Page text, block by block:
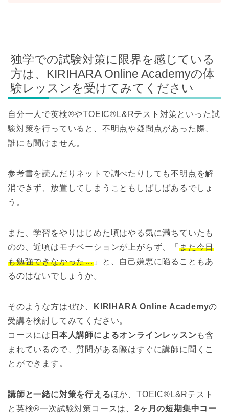
独学での試験対策に限界を感じている
方は、KIRIHARA Online Academyの体
験レッスンを受けてみてください
自分一人で英検®やTOEIC®L&Rテスト対策といった試
験対策を行っていると、不明点や疑問点があった際、
誰にも聞けません。
参考書を読んだりネットで調べたりしても不明点を解
消できず、放置してしまうこともしばしばあるでしょ
う。
また、学習をやりはじめた頃はやる気に満ちていたも
のの、近頃はモチベーションが上がらず、「 また今日
も勉強できなかった… 」と、自己嫌悪に陥ることもあ
るのはないでしょうか。
そのような方はぜひ、 KIRIHARA Online Academyの
受講を検討してみてください。
コースには 日本人講師によるオンラインレッスン も含
まれているので、質問がある際はすぐに講師に聞くこ
とができます。
講師と一緒に対策を行えるほか、TOEIC®L&Rテスト
と英検®一次試験対策コースは、 2ヶ月の短期集中コー